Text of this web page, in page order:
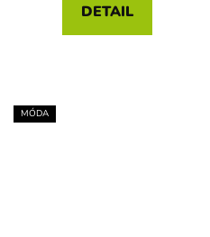
DETAIL
MÓDA